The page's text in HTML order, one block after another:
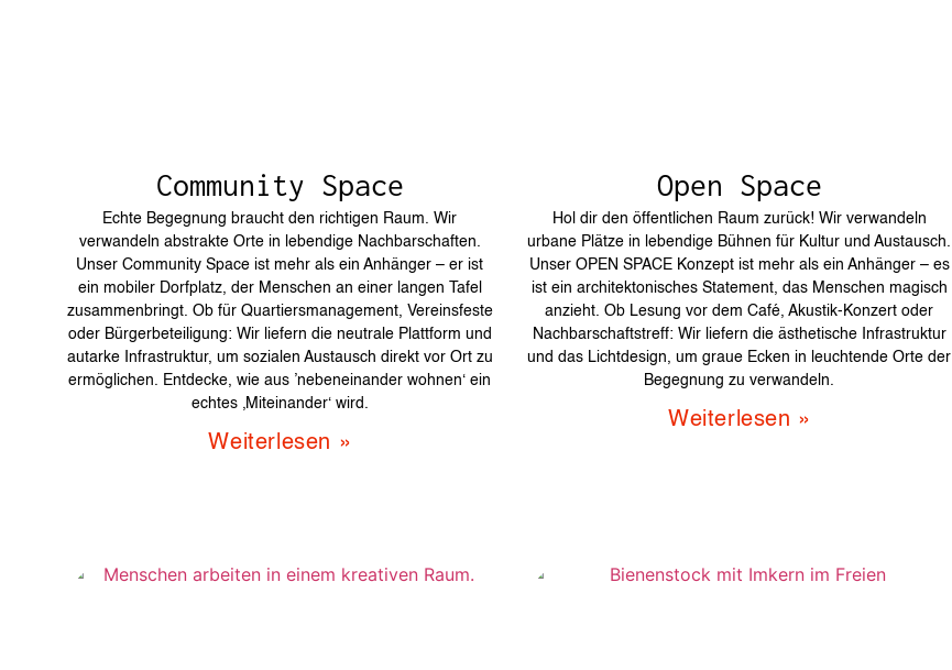
Community Space
Echte Begegnung braucht den richtigen Raum. Wir
verwandeln abstrakte Orte in lebendige Nachbarschaften.
Unser Community Space ist mehr als ein Anhänger – er ist
ein mobiler Dorfplatz, der Menschen an einer langen Tafel
zusammenbringt. Ob für Quartiersmanagement, Vereinsfeste
oder Bürgerbeteiligung: Wir liefern die neutrale Plattform und
autarke Infrastruktur, um sozialen Austausch direkt vor Ort zu
ermöglichen. Entdecke, wie aus ’nebeneinander wohnen‘ ein
echtes ‚Miteinander‘ wird.
Weiterlesen »
Open Space
Hol dir den öffentlichen Raum zurück! Wir verwandeln
urbane Plätze in lebendige Bühnen für Kultur und Austausch.
Unser OPEN SPACE Konzept ist mehr als ein Anhänger – es
ist ein architektonisches Statement, das Menschen magisch
anzieht. Ob Lesung vor dem Café, Akustik-Konzert oder
Nachbarschaftstreff: Wir liefern die ästhetische Infrastruktur
und das Lichtdesign, um graue Ecken in leuchtende Orte der
Begegnung zu verwandeln.
Weiterlesen »